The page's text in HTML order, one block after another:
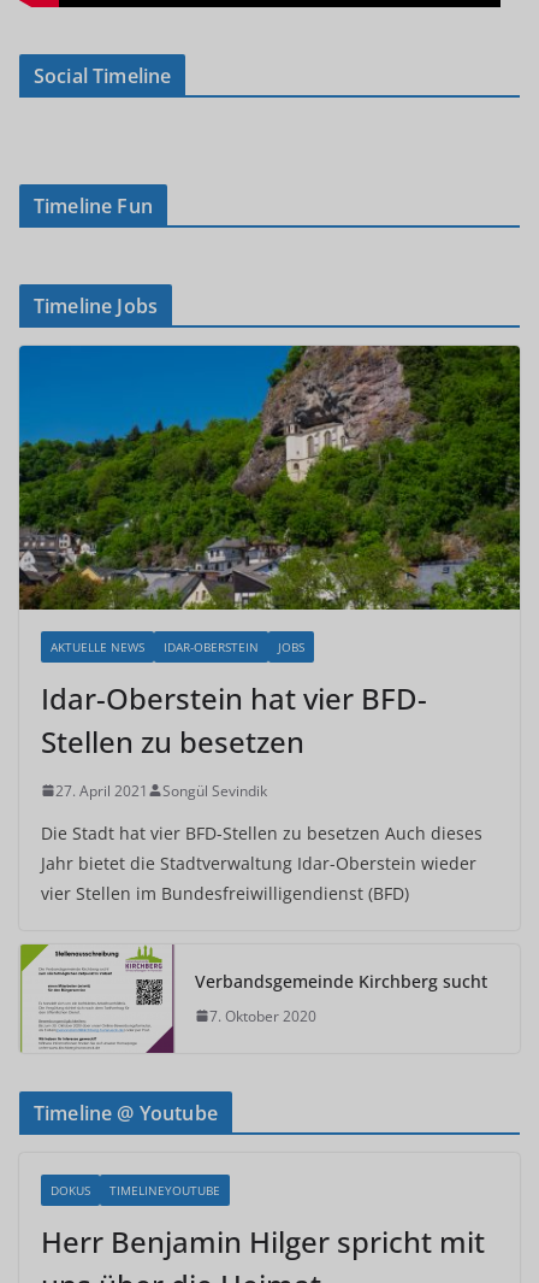
Social Timeline
Timeline Fun
Timeline Jobs
AKTUELLE NEWS IDAR-OBERSTEIN JOBS
Idar-Oberstein hat vier BFD-
Stellen zu besetzen
27. April 2021 Songül Sevindik
Die Stadt hat vier BFD-Stellen zu besetzen Auch dieses
Jahr bietet die Stadtverwaltung Idar-Oberstein wieder
vier Stellen im Bundesfreiwilligendienst (BFD)
Verbandsgemeinde Kirchberg sucht
7. Oktober 2020
Timeline @ Youtube
DOKUS TIMELINEYOUTUBE
Herr Benjamin Hilger spricht mit